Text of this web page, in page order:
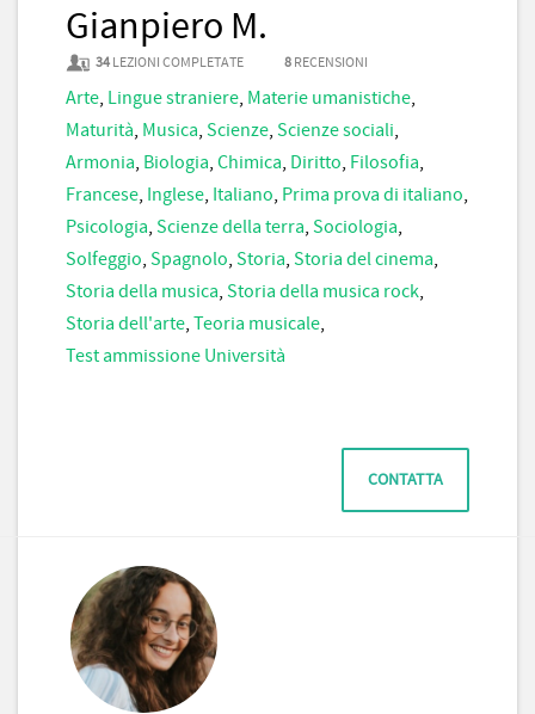
Gianpiero M.
34 LEZIONI COMPLETATE 8 RECENSIONI
Arte, Lingue straniere, Materie umanistiche,
Maturità, Musica, Scienze, Scienze sociali,
Armonia, Biologia, Chimica, Diritto, Filosofia,
Francese, Inglese, Italiano, Prima prova di italiano,
Psicologia, Scienze della terra, Sociologia,
Solfeggio, Spagnolo, Storia, Storia del cinema,
Storia della musica, Storia della musica rock,
Storia dell'arte, Teoria musicale,
Test ammissione Università
CONTATTA